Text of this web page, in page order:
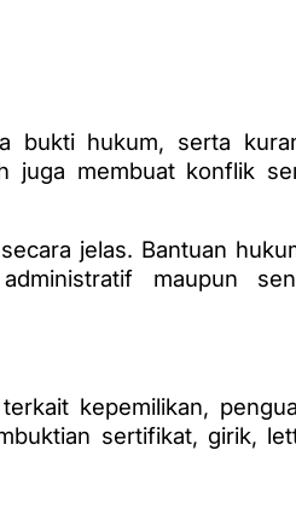
bukti hukum, serta
juga membuat konflik
jelas. Bantuan
maupun
kepemilikan,
sertifikat, girik,